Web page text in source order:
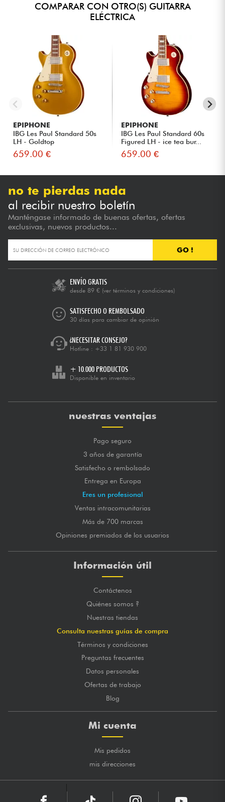
COMPARAR CON OTRO(S) GUITARRA
ELÉCTRICA
EPIPHONE
IBG Les Paul Standard 50s
LH - Goldtop
659.00 €
EPIPHONE
IBG Les Paul Standard 60s
Figured LH - ice tea bur...
659.00 €
no te pierdas nada
al recibir nuestro boletín
Manténgase informado de buenas ofertas, ofertas
exclusivas, nuevos productos...
GO !
ENVÍO GRATIS
desde 89 € (ver términos y condiciones)
SATISFECHO O REMBOLSADO
30 días para cambiar de opinión
¿NECESITAR CONSEJO?
Hotline : +33 1 81 930 900
+ 10.000 PRODUCTOS
Disponible en inventario
nuestras ventajas
Pago seguro
3 años de garantía
Satisfecho o rembolsado
Entrega en Europa
Eres un profesional
Ventas intracomunitarias
Más de 700 marcas
Opiniones premiados de los usuarios
Información útil
Contáctenos
Quiénes somos ?
Nuestras tiendas
Consulta nuestras guías de compra
Términos y condiciones
Preguntas frecuentes
Datos personales
Ofertas de trabajo
Blog
Mi cuenta
Mis pedidos
mis direcciones